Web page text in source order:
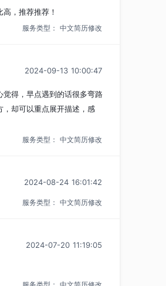
，推荐推荐！
服务类型： 中文简历修改
2024-09-13 10:00:47
得，早点遇到的话很多弯路
，却可以重点展开描述，感
服务类型： 中文简历修改
2024-08-24 16:01:42
服务类型： 中文简历修改
2024-07-20 11:19:05